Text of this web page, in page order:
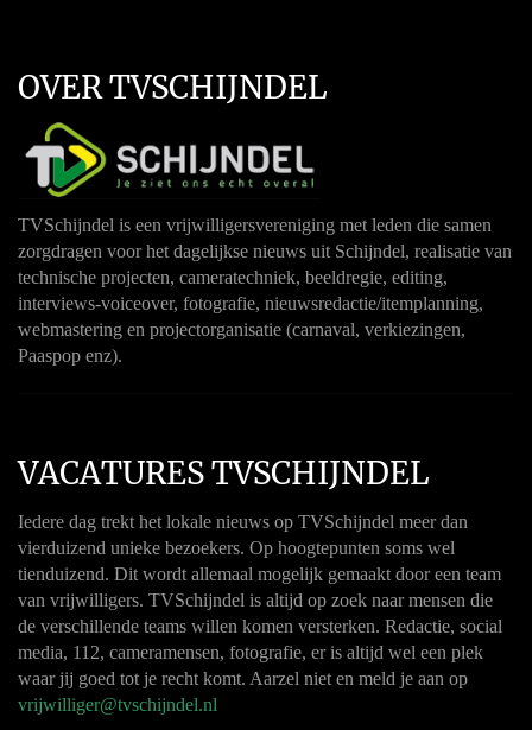
OVER TVSCHIJNDEL
TVSchijndel is een vrijwilligersvereniging met leden die samen
zorgdragen voor het dagelijkse nieuws uit Schijndel, realisatie van
technische projecten, cameratechniek, beeldregie, editing,
interviews-voiceover, fotografie, nieuwsredactie/itemplanning,
webmastering en projectorganisatie (carnaval, verkiezingen,
Paaspop enz).
VACATURES TVSCHIJNDEL
Iedere dag trekt het lokale nieuws op TVSchijndel meer dan
vierduizend unieke bezoekers. Op hoogtepunten soms wel
tienduizend. Dit wordt allemaal mogelijk gemaakt door een team
van vrijwilligers. TVSchijndel is altijd op zoek naar mensen die
de verschillende teams willen komen versterken. Redactie, social
media, 112, cameramensen, fotografie, er is altijd wel een plek
waar jij goed tot je recht komt. Aarzel niet en meld je aan op
vrijwilliger@tvschijndel.nl